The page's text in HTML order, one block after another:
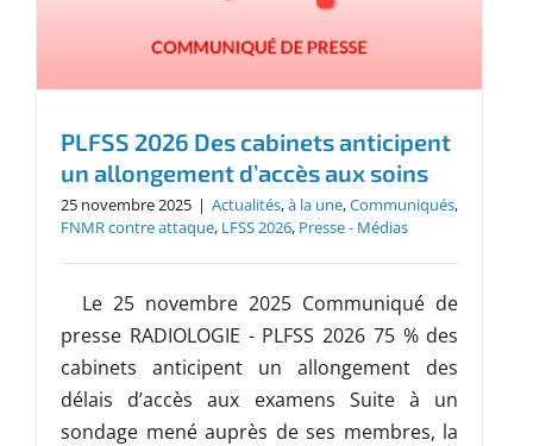
PLFSS 2026 Des cabinets anticipent
un allongement d’accès aux soins
25 novembre 2025 | Actualités,à la une,Communiqués,
FNMR contre attaque, LFSS 2026, Presse - Médias
Le 25 novembre 2025 Communiqué de
presse RADIOLOGIE - PLFSS 2026 75 % des
cabinets anticipent un allongement des
délais d’accès aux examens Suite à un
sondage mené auprès de ses membres, la